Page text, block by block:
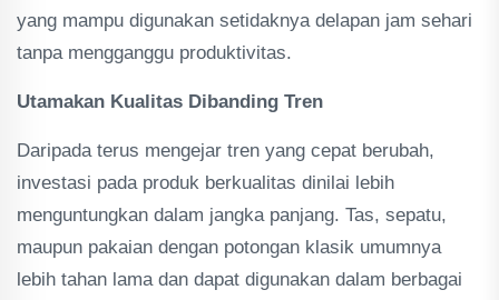
yang mampu digunakan setidaknya delapan jam sehari
tanpa mengganggu produktivitas.
Utamakan Kualitas Dibanding Tren
Daripada terus mengejar tren yang cepat berubah,
investasi pada produk berkualitas dinilai lebih
menguntungkan dalam jangka panjang. Tas, sepatu,
maupun pakaian dengan potongan klasik umumnya
lebih tahan lama dan dapat digunakan dalam berbagai